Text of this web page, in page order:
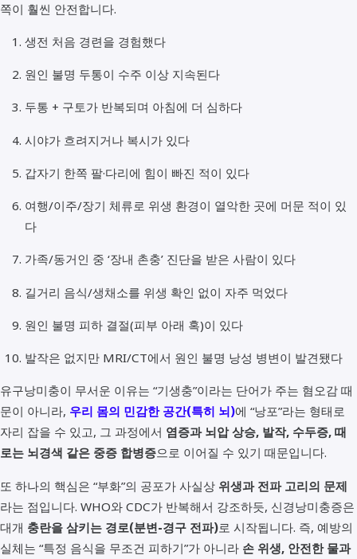
쪽이 훨씬 안전합니다.
생전 처음 경련을 경험했다
원인 불명 두통이 수주 이상 지속된다
두통 + 구토가 반복되며 아침에 더 심하다
시야가 흐려지거나 복시가 있다
갑자기 한쪽 팔·다리에 힘이 빠진 적이 있다
여행/이주/장기 체류로 위생 환경이 열악한 곳에 머문 적이 있
다
가족/동거인 중 ‘장내 촌충’ 진단을 받은 사람이 있다
길거리 음식/생채소를 위생 확인 없이 자주 먹었다
원인 불명 피하 결절(피부 아래 혹)이 있다
발작은 없지만 MRI/CT에서 원인 불명 낭성 병변이 발견됐다
유구낭미충이 무서운 이유는 “기생충”이라는 단어가 주는 혐오감 때
문이 아니라, 우리 몸의 민감한 공간(특히 뇌)에 “낭포”라는 형태로
자리 잡을 수 있고, 그 과정에서 염증과 뇌압 상승, 발작, 수두증, 때
로는 뇌경색 같은 중증 합병증으로 이어질 수 있기 때문입니다.
또 하나의 핵심은 “부화”의 공포가 사실상 위생과 전파 고리의 문제
라는 점입니다. WHO와 CDC가 반복해서 강조하듯, 신경낭미충증은
대개 충란을 삼키는 경로(분변-경구 전파)로 시작됩니다. 즉, 예방의
실체는 “특정 음식을 무조건 피하기”가 아니라 손 위생, 안전한 물과